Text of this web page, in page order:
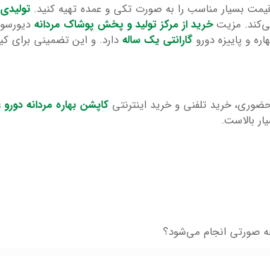
بسیار مناسب را به صورت تکی و عمده تهیه کنید.
مزیتخرید از مرکز تولید و پخش پوشاک مردانه
و پاییزه دورو گارانتی یک ساله دارد. و این تضمینی برای
خرید تلفنی و خرید اینترنتی کاپشن بهاره مردانه
بالاست.
چه صورتی انجام می‌شود؟